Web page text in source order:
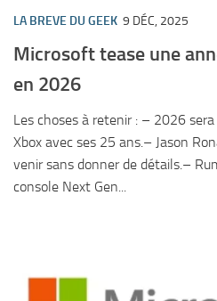
LA BREVE DU GEEK 9 DÉC, 2025
Microsoft tease une
en 2026
Les choses à retenir : – 2026
Xbox avec ses 25 ans.– Jason
venir sans donner de détails.–
console Next Gen...